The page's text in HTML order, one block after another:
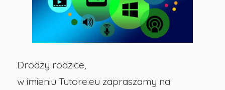
sieci”
Publiczna
Drodzy rodzice,
w imieniu Tutore.eu zapraszamy na